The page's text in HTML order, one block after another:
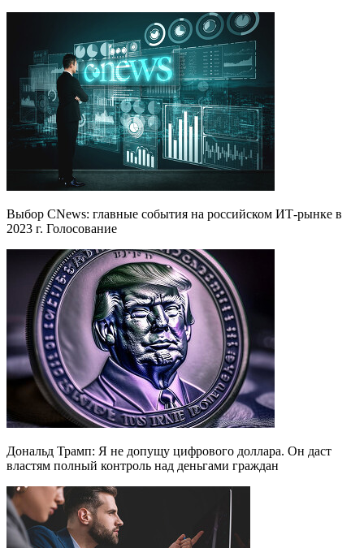
Выбор CNews: главные события на российском ИТ-рынке в
2023 г. Голосование
Дональд Трамп: Я не допущу цифрового доллара. Он даст
властям полный контроль над деньгами граждан